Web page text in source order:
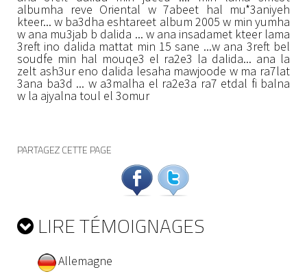
albumha reve Oriental w 7abeet hal mu*3aniyeh
kteer... w ba3dha eshtareet album 2005 w min yumha
w ana mu3jab b dalida ... w ana insadamet kteer lama
3reft ino dalida mattat min 15 sane ...w ana 3reft bel
soudfe min hal mouqe3 el ra2e3 la dalida... ana la
zelt ash3ur eno dalida lesaha mawjoode w ma ra7lat
3ana ba3d ... w a3malha el ra2e3a ra7 etdal fi balna
w la ajyalna toul el 3omur
PARTAGEZ CETTE PAGE
LIRE TÉMOIGNAGES
Allemagne